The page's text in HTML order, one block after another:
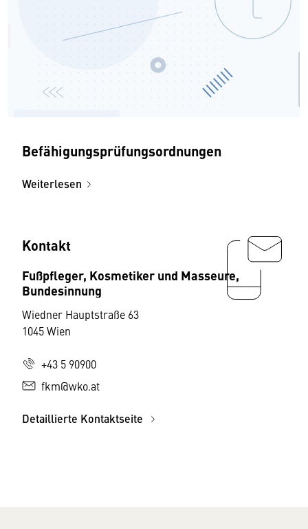
Befähigungsprüfungsordnungen
Weiterlesen
Kontakt
Fußpfleger, Kosmetiker und Masseure,
Bundesinnung
Wiedner Hauptstraße 63
1045 Wien
+43 5 90900
fkm@wko.at
Detaillierte Kontaktseite